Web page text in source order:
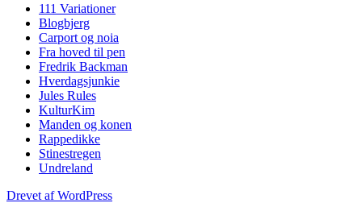
111 Variationer
Blogbjerg
Carport og noia
Fra hoved til pen
Fredrik Backman
Hverdagsjunkie
Jules Rules
KulturKim
Manden og konen
Rappedikke
Stinestregen
Undreland
Drevet af WordPress